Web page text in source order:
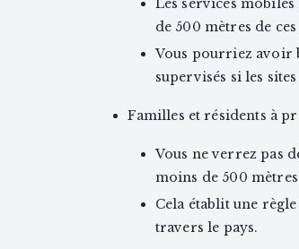
Les services
de 500 mètres de
Vous pourriez avoir
supervisés si les
Familles et résidents à
Vous ne verrez pas
moins de 500
Cela établit une
travers le pays.